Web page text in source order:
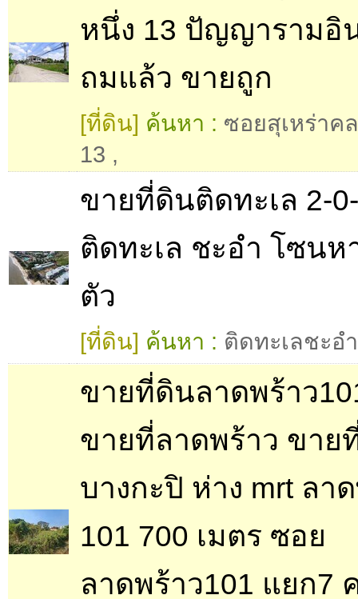
หนึ่ง 13 ปัญญารามอิ
ถมแล้ว ขายถูก
[ที่ดิน] ค้นหา : ซอยสุเหร่าค
13 ,
ขายที่ดินติดทะเล 2-
ติดทะเล ชะอำ โซนห
ตัว
[ที่ดิน] ค้นหา : ติดทะเลชะอำ
ขายที่ดินลาดพร้าว
ขายที่ลาดพร้าว ขาย
บางกะปิ ห่าง mrt ลา
101 700 เมตร ซอย
ลาดพร้าว101 แยก7